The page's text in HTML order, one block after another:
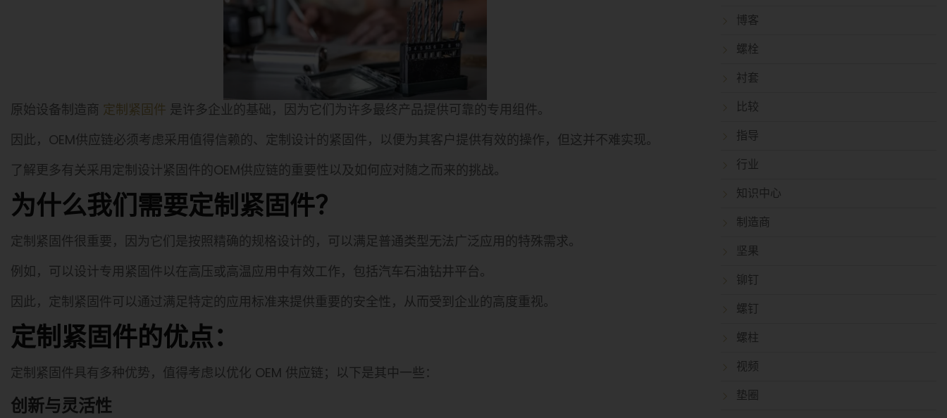
原始设备制造商 定制紧固件 是许多企业的基础，因为它们为许多最终产品提供可靠的专用组件。
因此，OEM供应链必须考虑采用值得信赖的、定制设计的紧固件，以便为其客户提供有效的操作，但这并不难实现。
了解更多有关采用定制设计紧固件的OEM供应链的重要性以及如何应对随之而来的挑战。
为什么我们需要定制紧固件？
定制紧固件很重要，因为它们是按照精确的规格设计的，可以满足普通类型无法广泛应用的特殊需求。
例如，可以设计专用紧固件以在高压或高温应用中有效工作，包括汽车石油钻井平台。
因此，定制紧固件可以通过满足特定的应用标准来提供重要的安全性，从而受到企业的高度重视。
定制紧固件的优点：
定制紧固件具有多种优势，值得考虑以优化 OEM 供应链；以下是其中一些：
创新与灵活性
博客
螺栓
衬套
比较
指导
行业
知识中心
制造商
坚果
铆钉
螺钉
螺柱
视频
垫圈